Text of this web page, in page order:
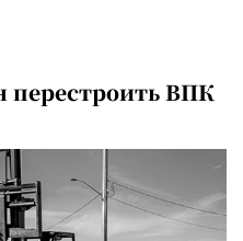
перестроить ВПК